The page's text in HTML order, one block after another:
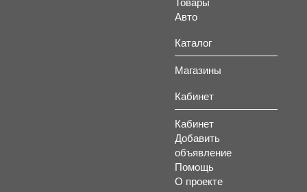
Авто
Каталог
Магазины
Кабинет
Кабинет
Добавить
объявление
Помощь
О проекте